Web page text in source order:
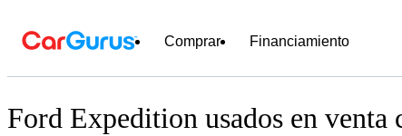
Comprar Financiamiento
Ford Expedition usados en venta